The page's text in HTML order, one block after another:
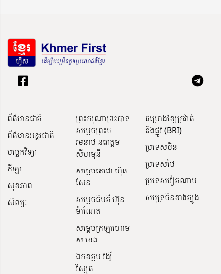
ព័ត៌មានជាតិ
ព័ត៌មានអន្តរជាតិ
បច្ចេកវិទ្យា
កីឡា
សុខភាព
សិល្បៈ
ព្រះករុណាព្រះបាទ
សម្តេចព្រះប
រមនាថ នរោត្តម
សីហមុនី
សម្តេចតេជោ ហ៊ុន
សែន
សម្ដេចធិបតី ហ៊ុន
ម៉ាណែត
សម្ដេចក្រឡាហោម
ស ខេង
ឯកឧត្តម វង្សី
វិស្សុត
គម្រោងខ្សែក្រវ៉ាត់
និងផ្លូវ (BRI)
ប្រទេសចិន
ប្រទេសថៃ
ប្រទេសវៀតណាម
សមុទ្រចិនខាងត្បូង